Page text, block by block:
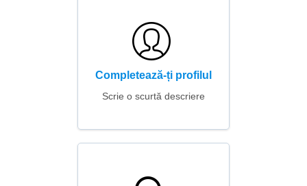
Completează-ți profilul
Scrie o scurtă descriere